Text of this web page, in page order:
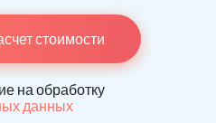
стоимости
на обработку
данных